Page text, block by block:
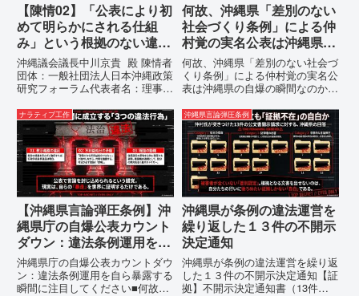
【陳情02】「公表により初
めて明らかにされる仕組
み」という根拠のない違法
運用の指摘と条例運用の停
止を求める陳情書
沖縄議会議長中川京貴 殿 陳情者
団体：一般社団法人日本沖縄政策
研究フォーラム代表者名：理事
市電 話：080- 「公表により初
めて明らかにされる仕組み」とい
う根拠のない違法運用の指摘と条
例運用の停止を求める陳情...
何故、沖縄県「差別のない
社会づくり条例」による仲
村覚の実名公表は沖縄県の
自爆の瞬間なのか？その3
つの理由。
何故、沖縄県「差別のない社会づ
くり条例」による仲村覚の実名公
表は沖縄県の自爆の瞬間なのか？
強行しようとしている「仲村覚の
実名公表」。行政側はこの行為
を、特定の個人を社会的制裁に追
い込むための「仕上げ」だと考え
て...
ナラティブ工作
【沖縄県言論弾圧条例】沖
縄県庁の自爆公表カウント
ダウン：違法条例運用を自
ら暴露する瞬間に注目して
ください
沖縄県庁の自爆公表カウントダウ
ン：違法条例運用を自ら暴露する
瞬間に注目してください■何故、
沖縄県言論弾圧条例
沖縄県が条例の違法運営を
繰り返した１３件の不開示
決定通知
沖縄県が条例の違法運営を繰り返
した１３件の不開示決定通知【証
拠】不開示決定通知書（13件）